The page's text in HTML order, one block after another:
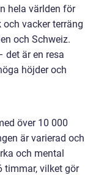
hela världen för
vacker terräng
och Schweiz.
det är en resa
höjder och
över 10 000
är varierad och
och mental
timmar, vilket gör